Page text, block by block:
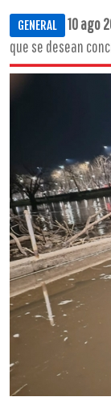
GENERAL 10 ago
que se desean